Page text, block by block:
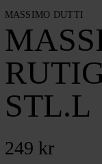
MASSIMO DUTTI
STL.L
249 kr